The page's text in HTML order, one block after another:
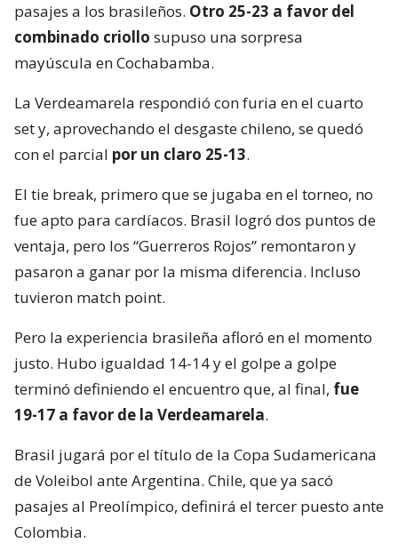
pasajes a los brasileños. Otro 25-23 a favor del
combinado criollo supuso una sorpresa
mayúscula en Cochabamba.
La Verdeamarela respondió con furia en el cuarto
set y, aprovechando el desgaste chileno, se quedó
con el parcial por un claro 25-13.
El tie break, primero que se jugaba en el torneo, no
fue apto para cardíacos. Brasil logró dos puntos de
ventaja, pero los “Guerreros Rojos” remontaron y
pasaron a ganar por la misma diferencia. Incluso
tuvieron match point.
Pero la experiencia brasileña afloró en el momento
justo. Hubo igualdad 14-14 y el golpe a golpe
terminó definiendo el encuentro que, al final, fue
19-17 a favor de la Verdeamarela.
Brasil jugará por el título de la Copa Sudamericana
de Voleibol ante Argentina. Chile, que ya sacó
pasajes al Preolímpico, definirá el tercer puesto ante
Colombia.